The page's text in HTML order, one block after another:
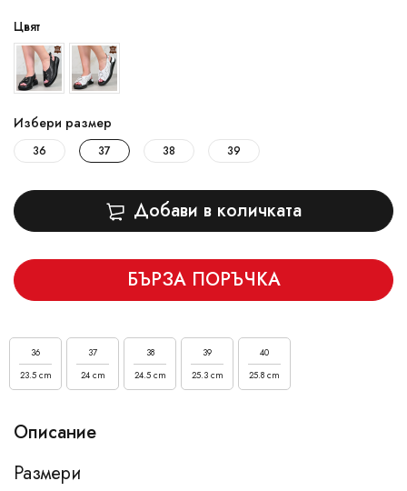
Цвят
Избери размер
36 37 38 39
Добави в количката
БЪРЗА ПОРЪЧКА
36
23.5 cm
37
24 cm
38
24.5 cm
39
25.3 cm
40
25.8 cm
Описание
Размери